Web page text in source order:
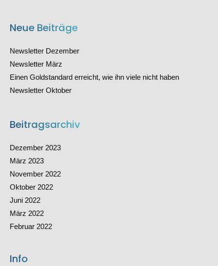
Neue Beiträge
Newsletter Dezember
Newsletter März
Einen Goldstandard erreicht, wie ihn viele nicht haben
Newsletter Oktober
Beitragsarchiv
Dezember 2023
März 2023
November 2022
Oktober 2022
Juni 2022
März 2022
Februar 2022
November 2021
Info